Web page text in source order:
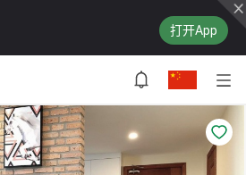
打开App